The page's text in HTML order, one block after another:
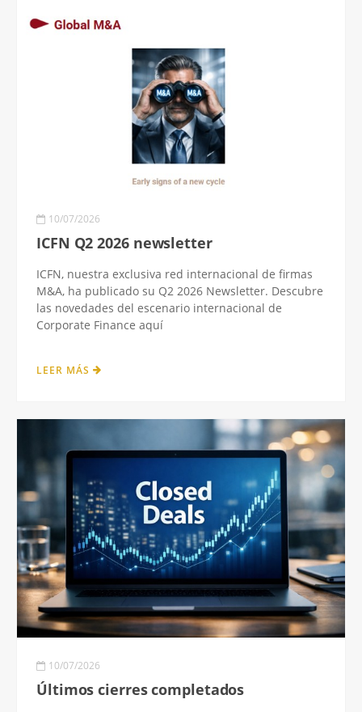
10/07/2026
ICFN Q2 2026 newsletter
ICFN, nuestra exclusiva red internacional de firmas
M&A, ha publicado su Q2 2026 Newsletter. Descubre
las novedades del escenario internacional de
Corporate Finance aquí
LEER MÁS
10/07/2026
Últimos cierres completados